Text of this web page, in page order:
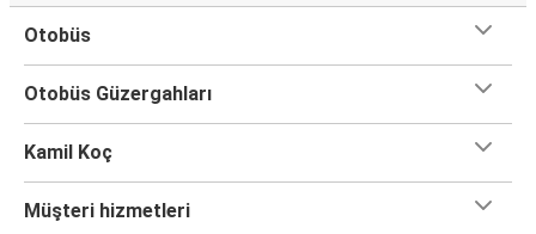
Otobüs
Otobüs Güzergahları
Kamil Koç
Müşteri hizmetleri